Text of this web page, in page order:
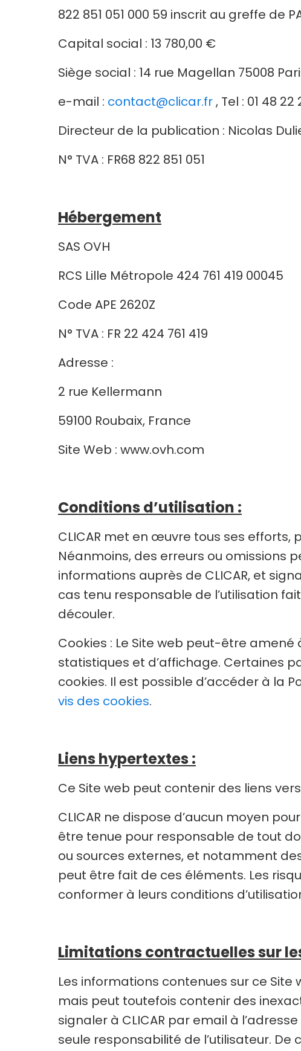
822 851 051 000 59 inscrit au greffe de
Capital social : 13 780,00 €
Siège social : 14 rue Magellan 75008
e-mail : contact@clicar.fr, Tel : 01 48 22
Directeur de la publication : Nicolas
N° TVA : FR68 822 851 051
Hébergement
SAS OVH
RCS Lille Métropole 424 761 419 00045
Code APE 2620Z
N° TVA : FR 22 424 761 419
Adresse :
2 rue Kellermann
59100 Roubaix, France
Site Web : www.ovh.com
Conditions d’utilisation :
CLICAR met en œuvre tous ses efforts,
Néanmoins, des erreurs ou omissions
informations auprès de CLICAR, et
cas tenu responsable de l’utilisation
découler.
Cookies : Le Site web peut-être
statistiques et d’affichage. Certaines
cookies. Il est possible d’accéder à la
vis des cookies.
Liens hypertextes :
Ce Site web peut contenir des liens
CLICAR ne dispose d’aucun moyen
être tenue pour responsable de tout
ou sources externes, et notamment
peut être fait de ces éléments. Les
conformer à leurs conditions
Limitations contractuelles sur
Les informations contenues sur ce
mais peut toutefois contenir des
signaler à CLICAR par email à
seule responsabilité de l’utilisateur. De